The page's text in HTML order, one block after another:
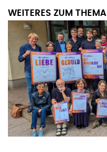
WEITERES ZUM THEMA